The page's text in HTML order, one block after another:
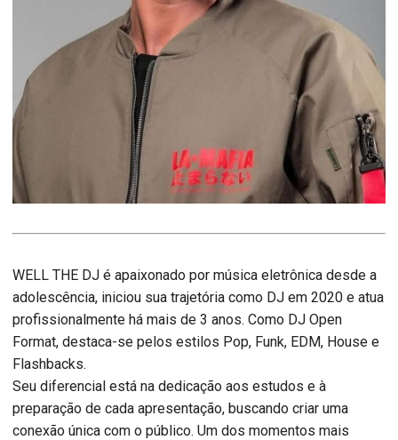
WELL THE DJ é apaixonado por música eletrônica desde a
adolescência, iniciou sua trajetória como DJ em 2020 e atua
profissionalmente há mais de 3 anos. Como DJ Open
Format, destaca-se pelos estilos Pop, Funk, EDM, House e
Flashbacks.
Seu diferencial está na dedicação aos estudos e à
preparação de cada apresentação, buscando criar uma
conexão única com o público. Um dos momentos mais